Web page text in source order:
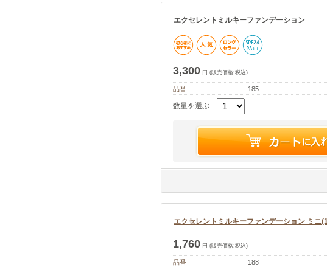
エクセレントミルキーファンデーション
3,300 円 (販売価格:税込)
品番 185
数量を選ぶ
エクセレントミルキーファンデーション ミニ
1,760 円 (販売価格:税込)
品番 188